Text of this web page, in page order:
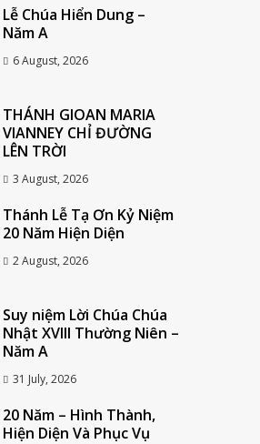
Lễ Chúa Hiển Dung –
Năm A
6 August, 2026
THÁNH GIOAN MARIA
VIANNEY CHỈ ĐƯỜNG
LÊN TRỜI
3 August, 2026
Thánh Lễ Tạ Ơn Kỷ Niệm
20 Năm Hiện Diện
2 August, 2026
Suy niệm Lời Chúa Chúa
Nhật XVIII Thường Niên –
Năm A
31 July, 2026
20 Năm – Hình Thành,
Hiện Diện Và Phục Vụ